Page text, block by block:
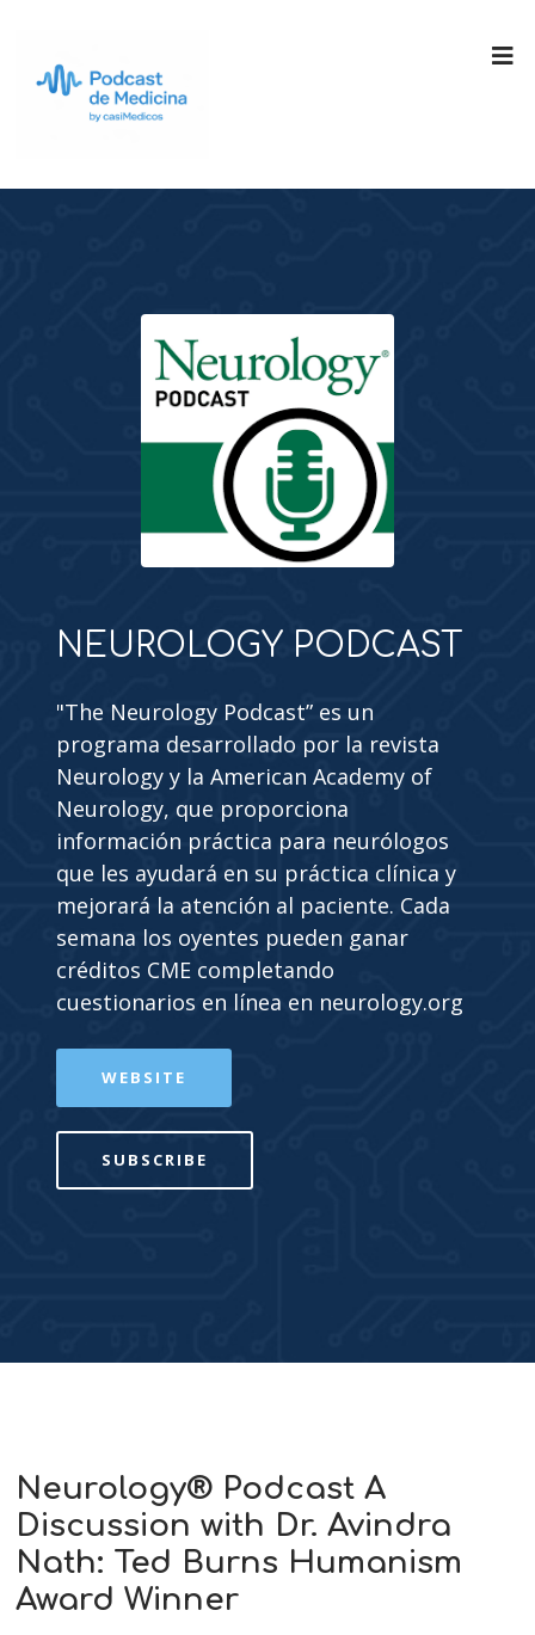
NEUROLOGY PODCAST
"The Neurology Podcast” es un
programa desarrollado por la revista
Neurology y la American Academy of
Neurology, que proporciona
información práctica para neurólogos
que les ayudará en su práctica clínica y
mejorará la atención al paciente. Cada
semana los oyentes pueden ganar
créditos CME completando
cuestionarios en línea en neurology.org
WEBSITE
SUBSCRIBE
Neurology® Podcast A
Discussion with Dr. Avindra
Nath: Ted Burns Humanism
Award Winner